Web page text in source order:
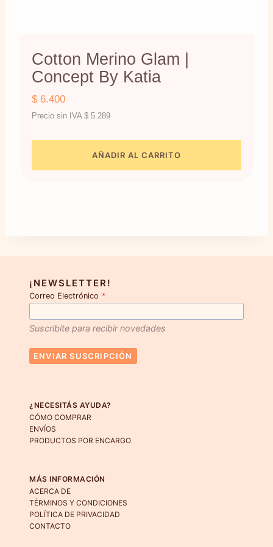
Cotton Merino Glam |
Concept By Katia
$ 6.400
Precio sin IVA $ 5.289
AÑADIR AL CARRITO
¡NEWSLETTER!
Correo Electrónico *
Suscribite para recibir novedades
ENVIAR SUSCRIPCIÓN
¿NECESITÁS AYUDA?
CÓMO COMPRAR
ENVÍOS
PRODUCTOS POR ENCARGO
MÁS INFORMACIÓN
ACERCA DE
TÉRMINOS Y CONDICIONES
POLÍTICA DE PRIVACIDAD
CONTACTO